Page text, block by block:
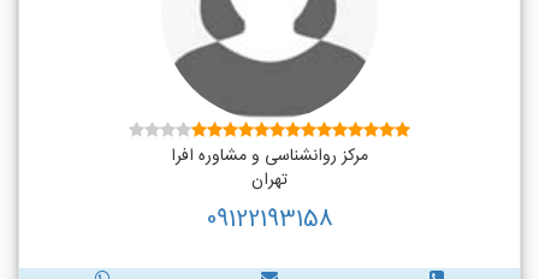
مرکز روانشناسی و مشاوره افرا
تهران
09122193158